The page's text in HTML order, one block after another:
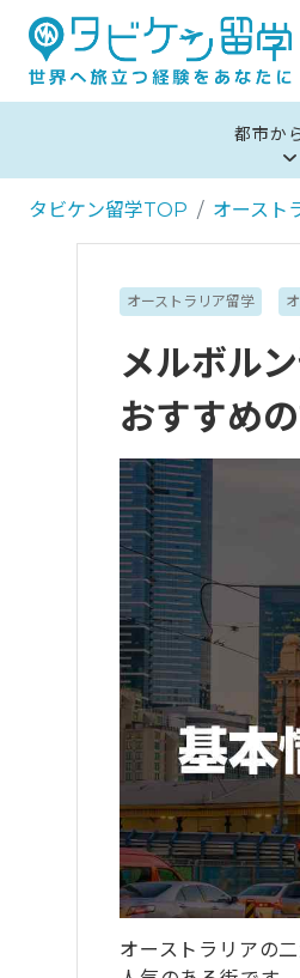
都市か
タビケン留学TOP オースト
オーストラリア留学
メルボル
おすすめ
オーストラリアの